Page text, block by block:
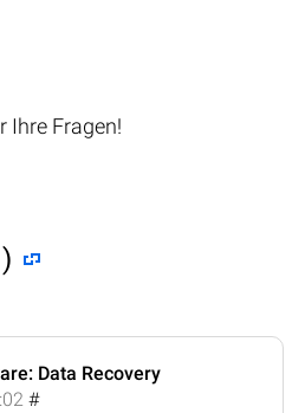
Ihre Fragen!
Data Recovery
#